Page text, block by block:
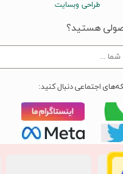
طراحی وبسایت
هستید؟
اجتماعی دنبال کنید: